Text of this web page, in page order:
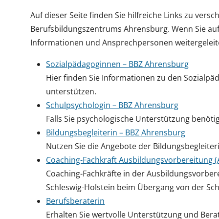
Auf dieser Seite finden Sie hilfreiche Links zu
Berufsbildungszentrums Ahrensburg. Wenn Sie
Informationen und Ansprechpersonen
Sozialpädagoginnen – BBZ Ahrensburg
Hier finden Sie Informationen zu den
unterstützen.
Schulpsychologin – BBZ Ahrensburg
Falls Sie psychologische Unterstützung
Bildungsbegleiterin – BBZ Ahrensburg
Nutzen Sie die Angebote der
Coaching-Fachkraft Ausbildungsvorbereitung
Coaching-Fachkräfte in der
Schleswig-Holstein beim Übergang von der
Berufsberaterin
Erhalten Sie wertvolle Unterstützung und